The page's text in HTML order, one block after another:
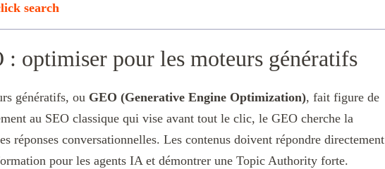
search
: optimiser pour les moteurs génératifs
génératifs, ou GEO (Generative Engine Optimization), fait figure de
au SEO classique qui vise avant tout le clic, le GEO cherche la
réponses conversationnelles. Les contenus doivent répondre directement
pour les agents IA et démontrer une Topic Authority forte.